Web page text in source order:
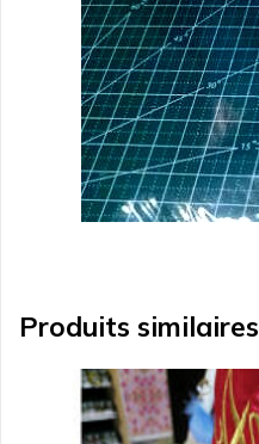
Produits similaires